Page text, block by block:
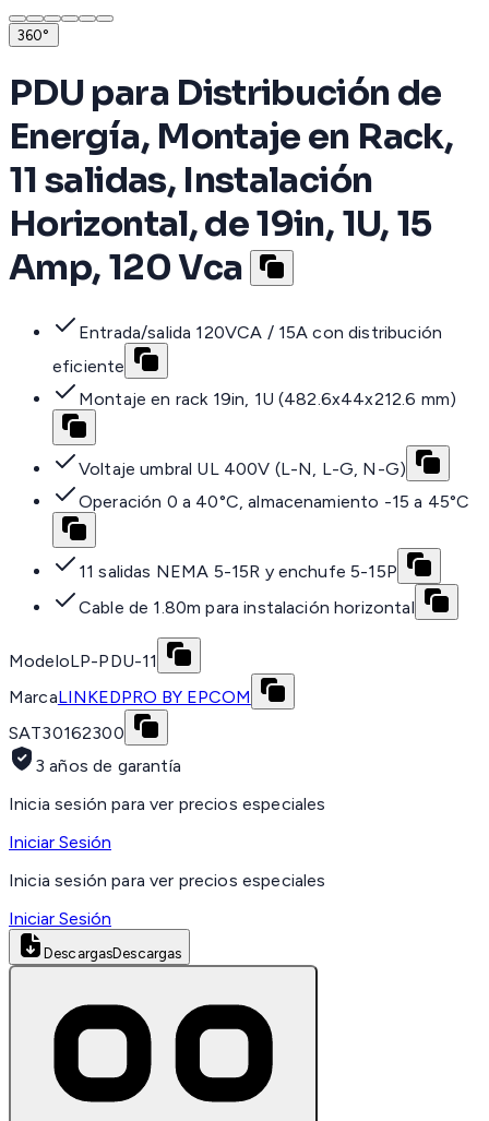
360°
PDU para Distribución de
Energía, Montaje en Rack,
11 salidas, Instalación
Horizontal, de 19in, 1U, 15
Amp, 120 Vca
Entrada/salida 120VCA / 15A con distribución
eficiente
Montaje en rack 19in, 1U (482.6x44x212.6 mm)
Voltaje umbral UL 400V (L-N, L-G, N-G)
Operación 0 a 40°C, almacenamiento -15 a 45°C
11 salidas NEMA 5-15R y enchufe 5-15P
Cable de 1.80m para instalación horizontal
ModeloLP-PDU-11
MarcaLINKEDPRO BY EPCOM
SAT30162300
3 años de garantía
Inicia sesión para ver precios especiales
Iniciar Sesión
Inicia sesión para ver precios especiales
Iniciar Sesión
DescargasDescargas